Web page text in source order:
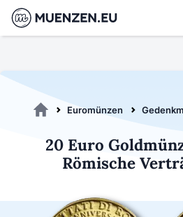
Euromünzen
20 Euro
Römische